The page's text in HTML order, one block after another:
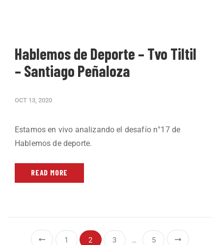
Hablemos de Deporte – Tvo Tiltil
– Santiago Peñaloza
OCT 13, 2020
Estamos en vivo analizando el desafío n°17 de
Hablemos de deporte.
READ MORE
1 2 3 … 5